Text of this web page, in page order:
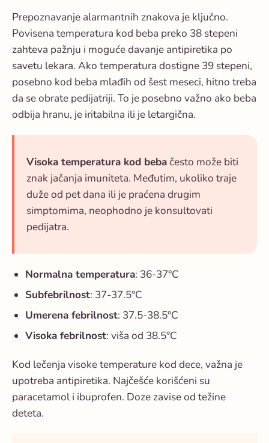
Prepoznavanje alarmantnih znakova je ključno.
Povisena temperatura kod beba preko 38 stepeni
zahteva pažnju i moguće davanje antipiretika po
savetu lekara. Ako temperatura dostigne 39 stepeni,
posebno kod beba mlađih od šest meseci, hitno treba
da se obrate pedijatriji. To je posebno važno ako beba
odbija hranu, je iritabilna ili je letargična.
Visoka temperatura kod bebačesto može biti
znak jačanja imuniteta. Međutim, ukoliko traje
duže od pet dana ili je praćena drugim
simptomima, neophodno je konsultovati
pedijatra.
Normalna temperatura: 36-37°C
Subfebrilnost: 37-37.5°C
Umerena febrilnost: 37.5-38.5°C
Visoka febrilnost: viša od 38.5°C
Kod lečenja visoke temperature kod dece, važna je
upotreba antipiretika. Najčešće korišćeni su
paracetamol i ibuprofen. Doze zavise od težine
deteta.